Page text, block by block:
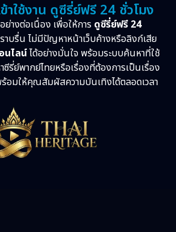
าใช้งาน ดูซีรี่ย์ฟรี 24 ชั่วโมง
างต่อเนื่อง เพื่อให้การ ดูซีรี่ย์ฟรี 24
าบรื่น ไม่มีปัญหาหน้าเว็บค้างหรือลิงก์เสีย
นไลน์ได้อย่างมั่นใจ พร้อมระบบค้นหาที่ใช้
ซีรี่ย์พากย์ไทยหรือเรื่องที่ต้องการเป็นเรื่อง
อมให้คุณสัมผัสความบันเทิงได้ตลอดเวลา